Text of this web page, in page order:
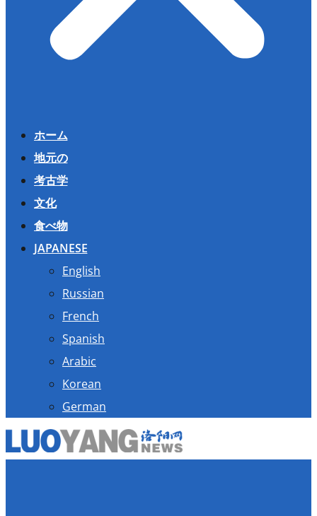
ホーム
地元の
考古学
文化
食べ物
JAPANESE
English
Russian
French
Spanish
Arabic
Korean
German